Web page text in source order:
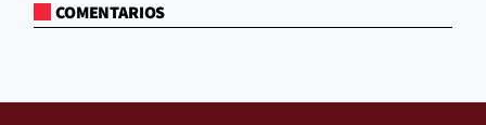
COMENTARIOS